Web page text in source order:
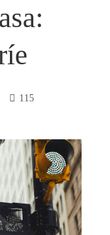
115